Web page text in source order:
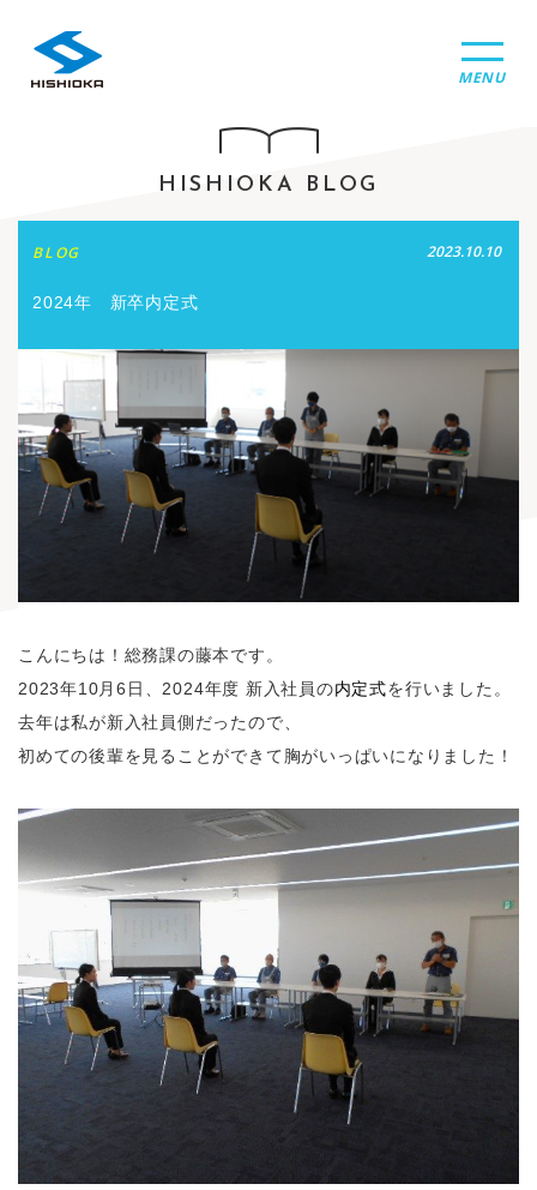
MENU
HISHIOKA BLOG
BLOG 2023.10.10
2024年 新卒内定式
こんにちは！総務課の藤本です。
2023年10月6日、2024年度 新入社員の内定式を行いました。
去年は私が新入社員側だったので、
初めての後輩を見ることができて胸がいっぱいになりました！